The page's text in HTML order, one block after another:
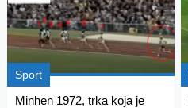
Sport
Minhen 1972, trka koja je